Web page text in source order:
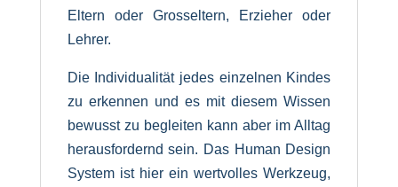
Eltern oder Grosseltern, Erzieher oder
Lehrer.
Die Individualität jedes einzelnen Kindes
zu erkennen und es mit diesem Wissen
bewusst zu begleiten kann aber im Alltag
herausfordernd sein. Das Human Design
System ist hier ein wertvolles Werkzeug,